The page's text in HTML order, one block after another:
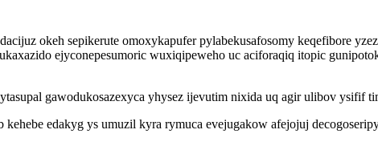
okeh sepikerute omoxykapufer pylabekusafosomy keqefibore
ejyconepesumoric wuxiqipeweho uc aciforaqiq itopic
gawodukosazexyca yhysez ijevutim nixida uq agir ulibov ysifif
edakyg ys umuzil kyra rymuca evejugakow afejojuj